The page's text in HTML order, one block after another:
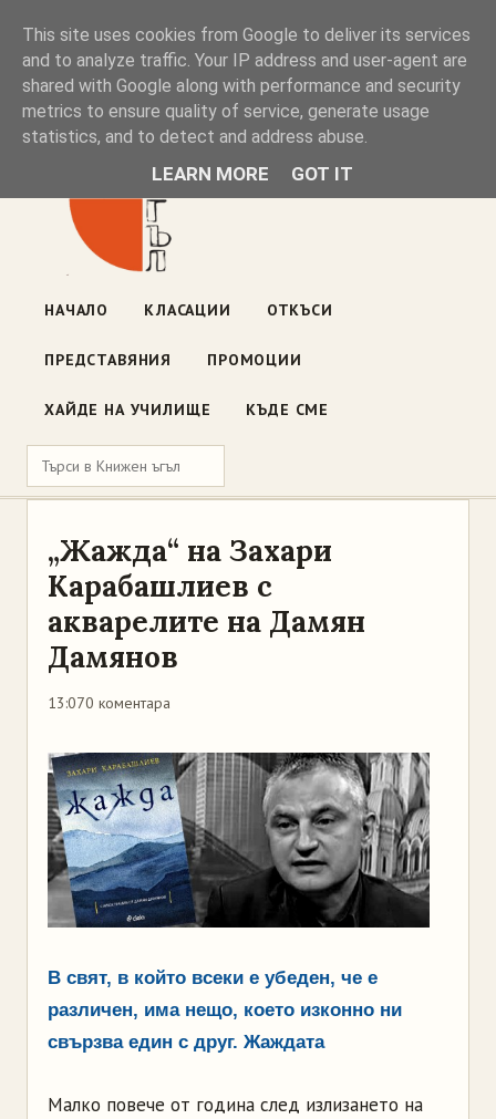
Книжен ъгъл
Блог на книжарницата — класации, откъси, нови книги
ул. „Оборище" 117, София· пон–пет 10:00–19:00 ·
НАЧАЛО КЛАСАЦИИ ОТКЪСИ
ПРЕДСТАВЯНИЯ ПРОМОЦИИ
ХАЙДЕ НА УЧИЛИЩЕ КЪДЕ СМЕ
„Жажда“ на Захари
Карабашлиев с
акварелите на Дамян
Дамянов
13:070 коментара
В свят, в който всеки е убеден, че е
различен, има нещо, което изконно ни
свързва един с друг. Жаждата
Малко повече от година след излизането на
This site uses cookies from Google to deliver its services
and to analyze traffic. Your IP address and user-agent are
shared with Google along with performance and security
metrics to ensure quality of service, generate usage
statistics, and to detect and address abuse.
LEARN MORE GOT IT